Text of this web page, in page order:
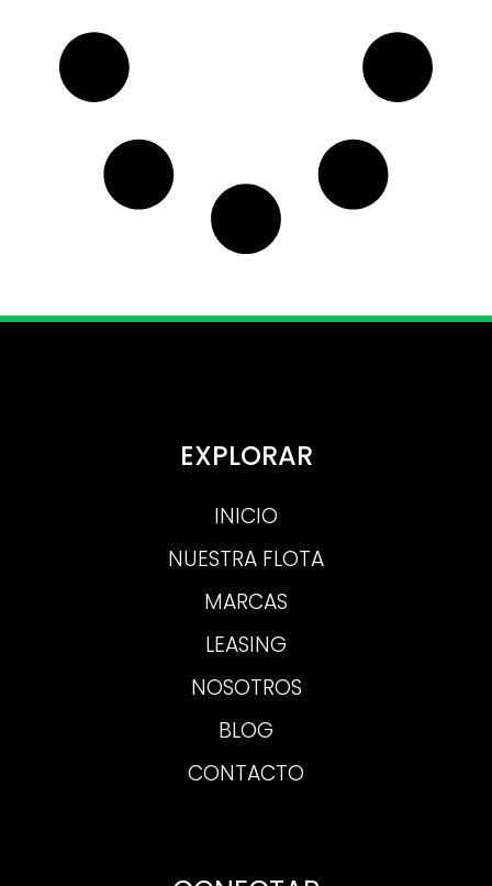
EXPLORAR
INICIO
NUESTRA FLOTA
MARCAS
LEASING
NOSOTROS
BLOG
CONTACTO